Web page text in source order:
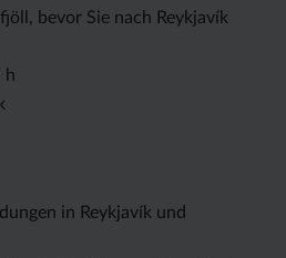
bevor Sie nach Reykjavík
h
in Reykjavík und